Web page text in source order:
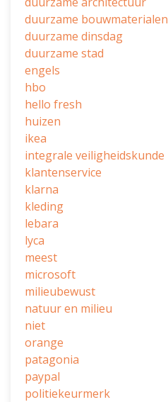
duurzame bouwmaterialen
duurzame dinsdag
duurzame stad
engels
hbo
hello fresh
huizen
ikea
integrale veiligheidskunde
klantenservice
klarna
kleding
lebara
lyca
meest
microsoft
milieubewust
natuur en milieu
niet
orange
patagonia
paypal
politiekeurmerk